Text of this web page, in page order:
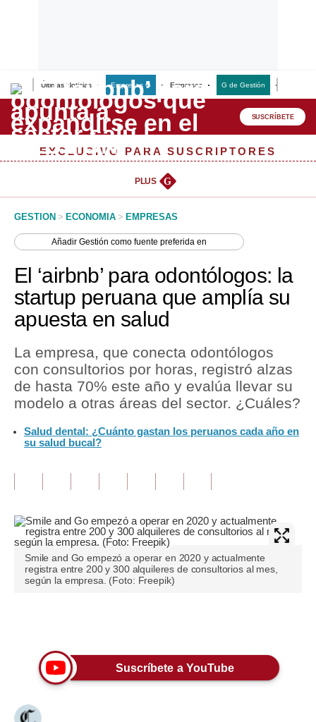
Últimas Noticias Empresas G Empresas G de Gestión
Lo último
Peru Quiosco
Management & Empleo
Perú
Política
Finanzas Personales
Inmobiliarias
Plus G
Blogs
Tendencias
Moda
Estilos
Mundo
SUSCRÍBETE
EXCLUSIVO PARA SUSCRIPTORES
PLUS G
GESTION > ECONOMIA > EMPRESAS
AñadirGestión como fuente preferida en
El ‘airbnb’ para odontólogos: la
startup peruana que amplía su
apuesta en salud
La empresa, que conecta odontólogos
con consultorios por horas, registró alzas
de hasta 70% este año y evalúa llevar su
modelo a otras áreas del sector. ¿Cuáles?
Salud dental: ¿Cuánto gastan los peruanos cada año en
su salud bucal?
Smile and Go empezó a operar en 2020 y actualmente
registra entre 200 y 300 alquileres de consultorios al mes,
según la empresa. (Foto: Freepik)
Suscríbete a YouTube